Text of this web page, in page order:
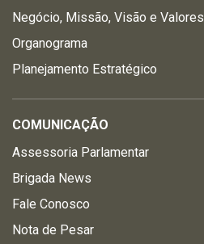
Negócio, Missão, Visão e Valores
Organograma
Planejamento Estratégico
COMUNICAÇÃO
Assessoria Parlamentar
Brigada News
Fale Conosco
Nota de Pesar